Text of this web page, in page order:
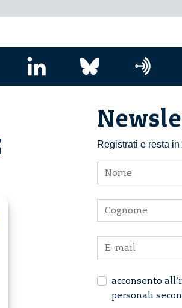
Registrati e resta
acconsento
personali